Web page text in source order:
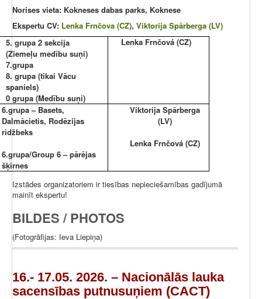
Norises vieta: Kokneses dabas parks, Koknese
Ekspertu CV: Lenka Frnčova (CZ), Viktorija Spārberga (LV)
5. grupa 2 sekcija
(Ziemeļu medību suņi)
7.grupa
8. grupa (tikai Vācu
spaniels)
0 grupa (Medību suņi)
Lenka Frnčová (CZ)
6.grupa – Basets,
Dalmācietis, Rodēzijas
ridžbeks
6.grupa/Group 6 – pārējas
šķirnes
Viktorija Spārberga
(LV)
Lenka Frnčová (CZ)
Izstādes organizatoriem ir tiesības nepieciešamības gadījumā
mainīt ekspertu!
BILDES / PHOTOS
(Fotogrāfijas: Ieva Liepiņa)
16.- 17.05. 2026. – Nacionālās lauka
sacensības putnusuņiem (CACT)